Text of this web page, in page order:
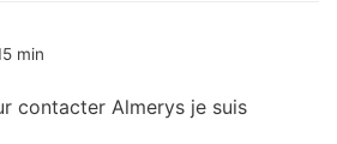
min
contacter Almerys je suis